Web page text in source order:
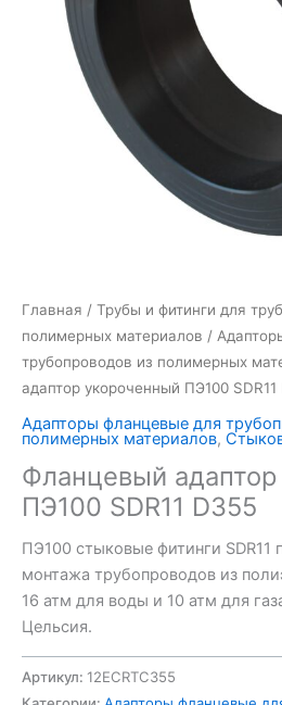
Главная / Трубы и фитинги для
полимерных материалов /
трубопроводов из полимерных
адаптор укороченный ПЭ100 SDR11
Адапторы фланцевые для
полимерных материалов,
Фланцевый
ПЭ100 SDR11 D355
ПЭ100 стыковые фитинги SDR11
монтажа трубопроводов из
16 атм для воды и 10 атм для
Цельсия.
Артикул: 12ECRTC355